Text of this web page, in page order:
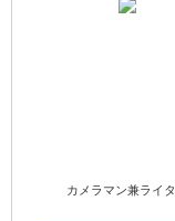
カメラマン兼ライ